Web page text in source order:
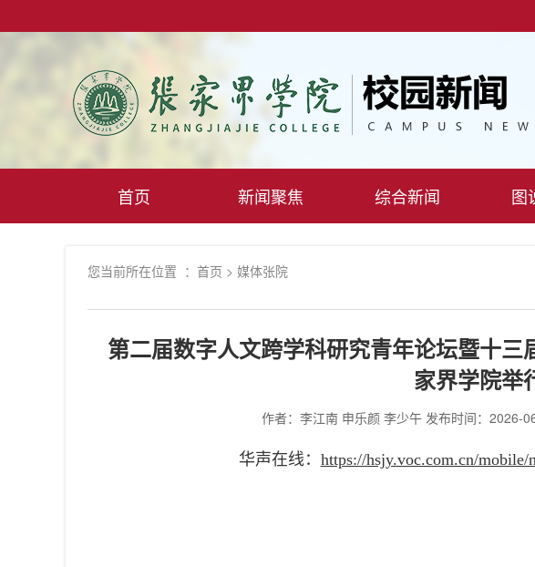
首页 新闻聚焦 综合新闻 图
您当前所在位置 ： 首页 > 媒体张院
第二届数字人文跨学科研究青年论坛暨十
家界学院举
作者：李江南 申乐颜 李少午 发布时间：2026-
华声在线： https://hsjy.voc.com.cn/mobile/